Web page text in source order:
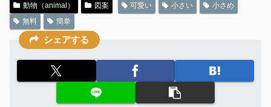
動物（animal） 図案 可愛い 小さい
小さめ
無料
簡単
シェアする